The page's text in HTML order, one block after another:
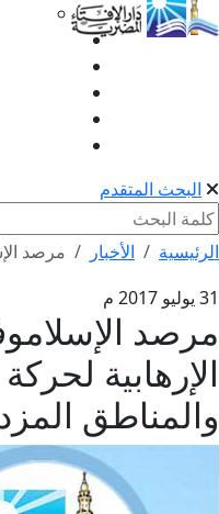
البحث المتقدم
الرئيسية الأخبار
مرصد
31 يوليو 2017 م
مرصد
الإرهابية
والمناطق